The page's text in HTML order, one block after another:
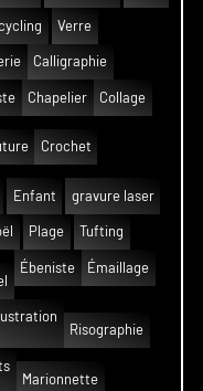
Verre
Calligraphie
Chapelier Collage
Crochet
Enfant gravure laser
Plage Tufting
Ébeniste Émaillage
Risographie
Marionnette